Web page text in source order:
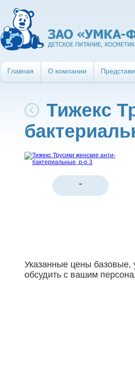
Главная О компании
Тижекс
-
Указанные цены
обсудить с вашим